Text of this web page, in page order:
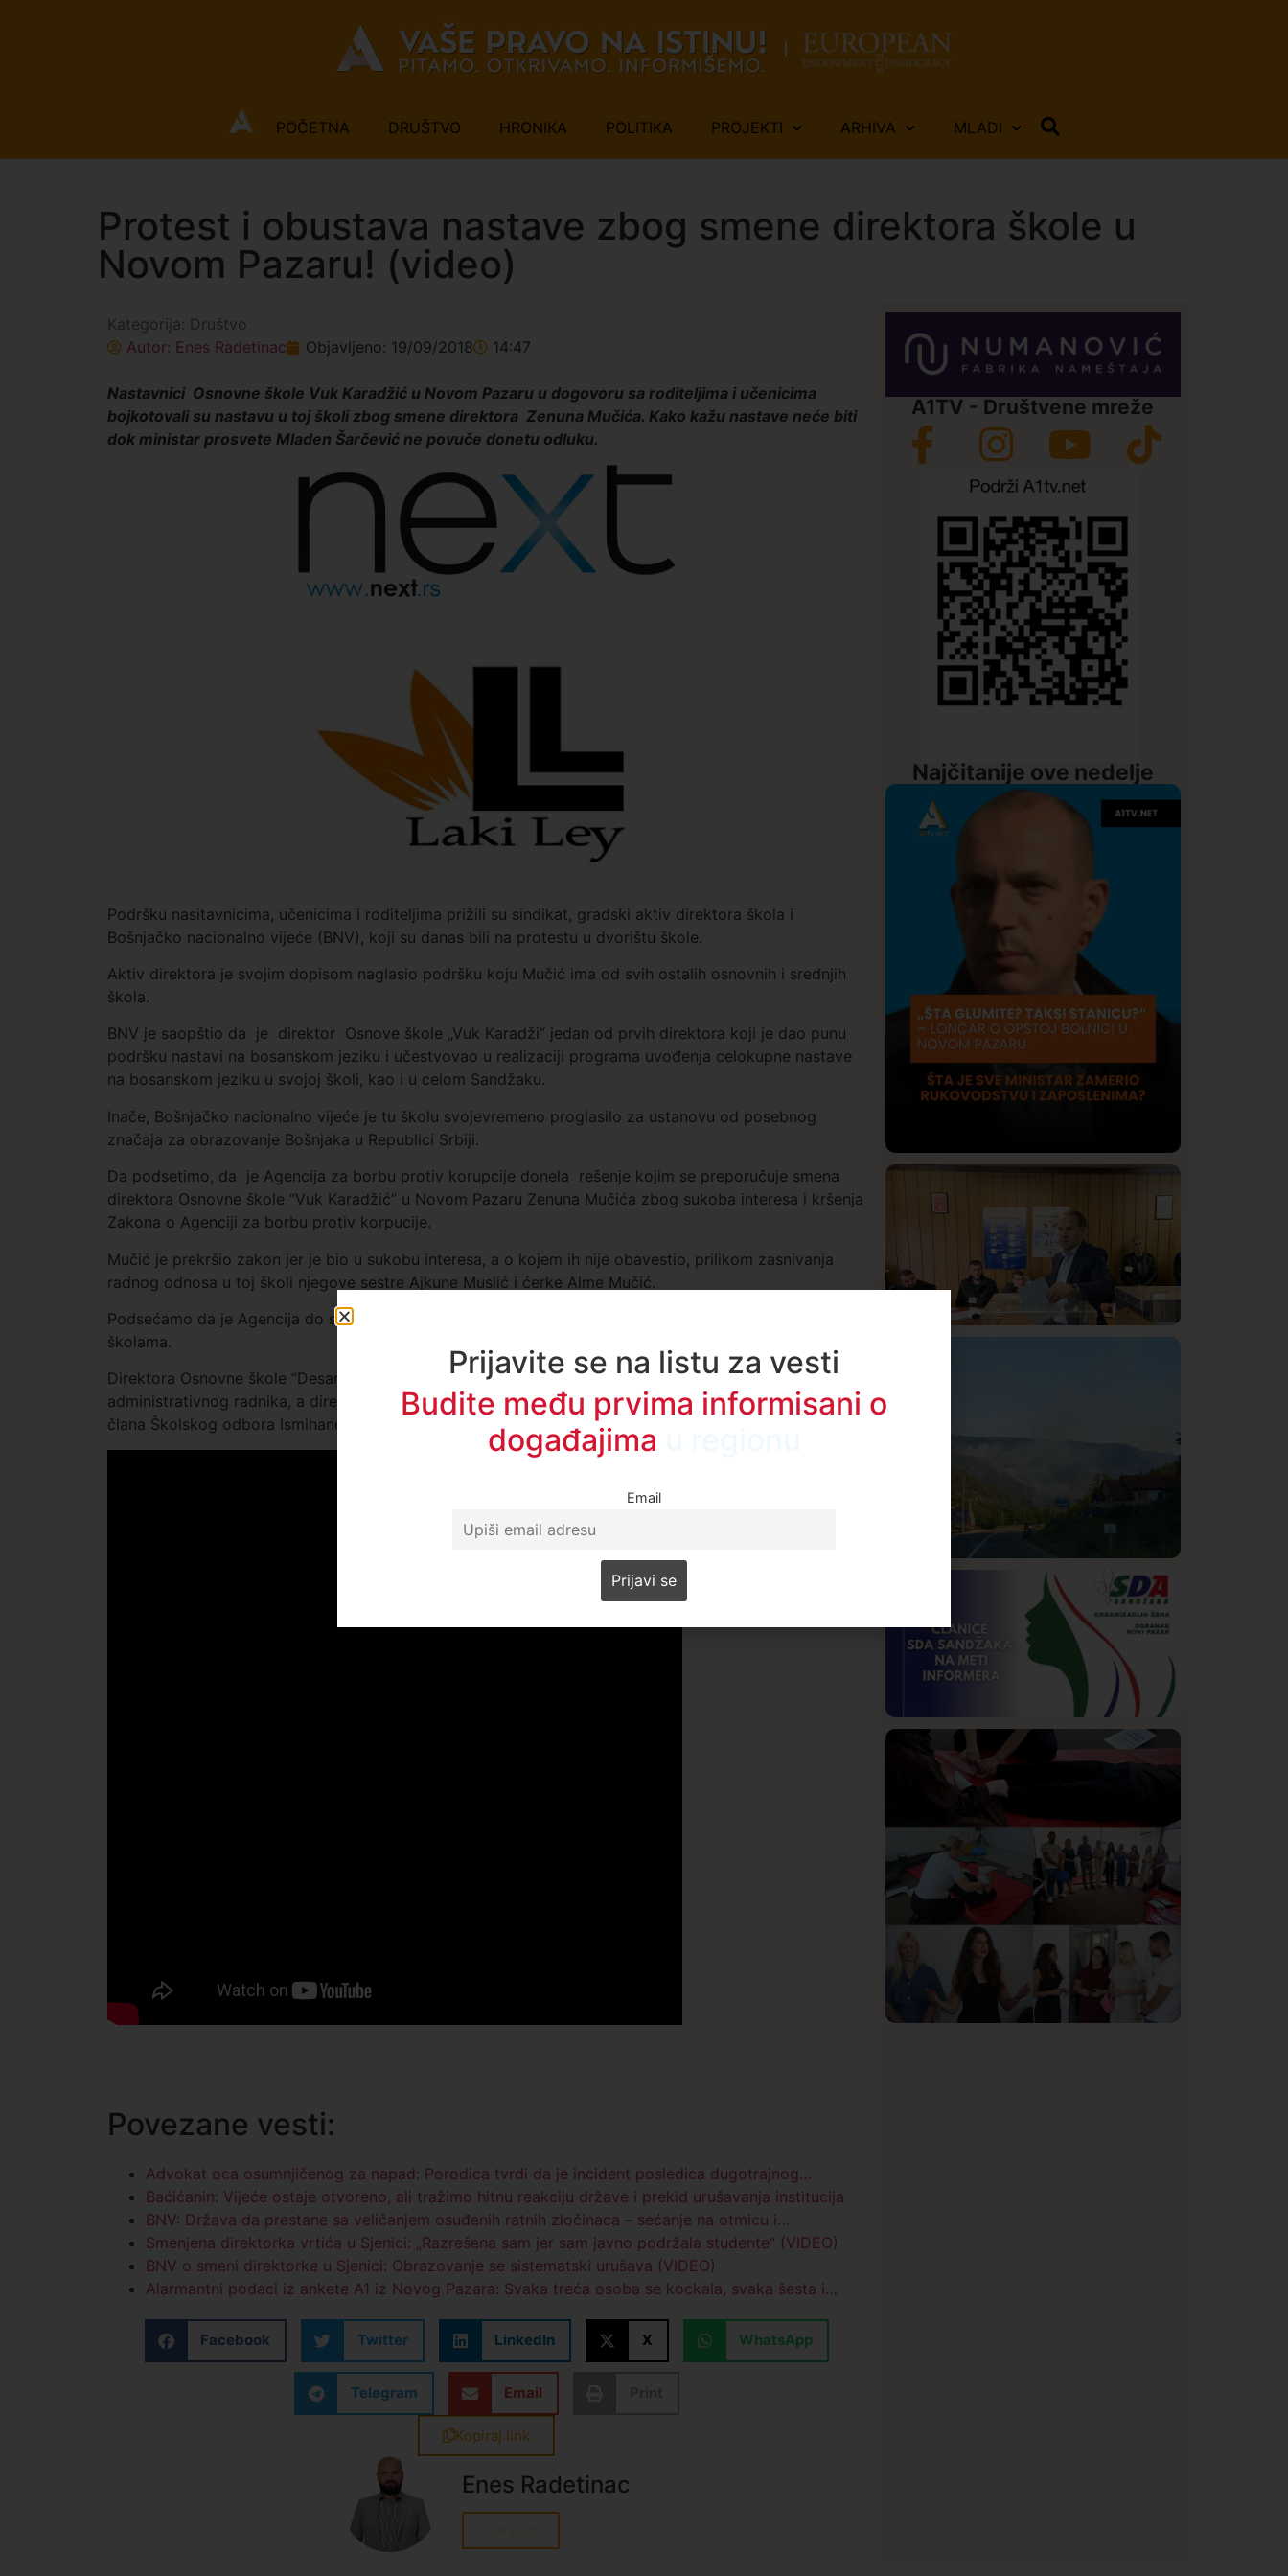
POČETNA DRUŠTVO HRONIKA POLITIKA PROJEKTI ARHIVA MLADI
Protest i obustava nastave zbog smene direktora škole u
Novom Pazaru! (video)
Kategorija: Društvo
Autor: Enes Radetinac Objavljeno: 19/09/2018 14:47
Nastavnici Osnovne škole Vuk Karadžić u Novom Pazaru u dogovoru sa roditeljima i učenicima
bojkotovali su nastavu u toj školi zbog smene direktora Zenuna Mučića. Kako kažu nastave neće biti
dok ministar prosvete Mladen Šarčević ne povuče donetu odluku.
Podršku nasitavnicima, učenicima i roditeljima prižili su sindikat, gradski aktiv direktora škola i
Bošnjačko nacionalno vijeće (BNV), koji su danas bili na protestu u dvorištu škole.
Aktiv direktora je svojim dopisom naglasio podršku koju Mučić ima od svih ostalih osnovnih i srednjih
škola.
BNV je saopštio da je direktor Osnove škole „Vuk Karadži“ jedan od prvih direktora koji je dao punu
podršku nastavi na bosanskom jeziku i učestvovao u realizaciji programa uvođenja celokupne nastave
na bosanskom jeziku u svojoj školi, kao i u celom Sandžaku.
Inače, Bošnjačko nacionalno vijeće je tu školu svojevremeno proglasilo za ustanovu od posebnog
značaja za obrazovanje Bošnjaka u Republici Srbiji.
Da podsetimo, da je Agencija za borbu protiv korupcije donela rešenje kojim se preporučuje smena
direktora Osnovne škole “Vuk Karadžić” u Novom Pazaru Zenuna Mučića zbog sukoba interesa i kršenja
Zakona o Agenciji za borbu protiv korpucije.
Mučić je prekršio zakon jer je bio u sukobu interesa, a o kojem ih nije obavestio, prilikom zasnivanja
radnog odnosa u toj školi njegove sestre Ajkune Muslić i ćerke Alme Mučić.
Podsećamo da je Agencija do sada donela dve preporuke za smene direktora u novopazarskim
školama.
Direktora Osnovne škole “Desanka Maksimović” Munira Šabotića jer je zaposlio sina Anisa na mesto
administrativnog radnika, a direktora Ekonomsko-trgovinske škole Seada Ljajića jer je zaposlio decu
člana Školskog odbora Ismihane Murtezić, Aldinu i Aldina.
Povezane vesti:
Advokat oca osumnjičenog za napad: Porodica tvrdi da je incident posledica dugotrajnog…
Baćićanin: Vijeće ostaje otvoreno, ali tražimo hitnu reakciju države i prekid urušavanja institucija
BNV: Država da prestane sa veličanjem osuđenih ratnih zločinaca – sećanje na otmicu i…
Smenjena direktorka vrtića u Sjenici: „Razrešena sam jer sam javno podržala studente“ (VIDEO)
BNV o smeni direktorke u Sjenici: Obrazovanje se sistematski urušava (VIDEO)
Alarmantni podaci iz ankete A1 iz Novog Pazara: Svaka treća osoba se kockala, svaka šesta i…
Facebook Twitter LinkedIn X WhatsApp
Telegram Email
Kopiraj link
Enes Radetinac
Sve vesti
A1TV - Društvene mreže
Najčitanije ove nedelje
Lončar o Opštoj bolnici u Novom
Pazaru: „Šta glumite? Taksi stanicu?“
Požar od Magliča do Ušća, brda u
plamenu – vatrogasci na terenu
Politika 170
Organizacija žena SDA Sandžaka osudila
tekst Informera o Anisi Fetahović i Adeli
Prijavite se na listu za vesti
Budite među prvima informisani o
događajima
Email